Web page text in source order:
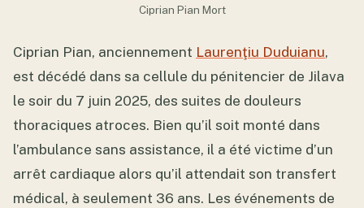
Ciprian Pian Mort
Ciprian Pian, anciennement Laurenţiu Duduianu,
est décédé dans sa cellule du pénitencier de Jilava
le soir du 7 juin 2025, des suites de douleurs
thoraciques atroces. Bien qu’il soit monté dans
l’ambulance sans assistance, il a été victime d’un
arrêt cardiaque alors qu’il attendait son transfert
médical, à seulement 36 ans. Les événements de